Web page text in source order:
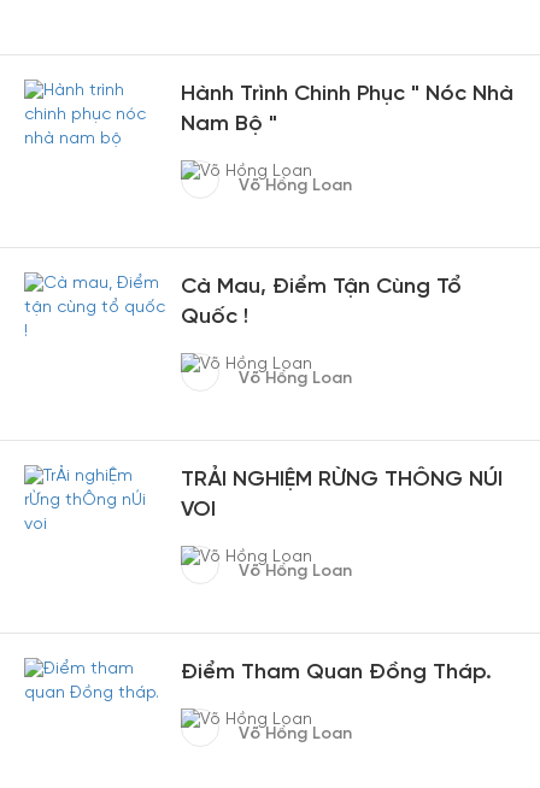
Hành Trình Chinh Phục " Nóc Nhà
Nam Bộ "
Võ Hồng Loan
Cà Mau, Điểm Tận Cùng Tổ
Quốc !
Võ Hồng Loan
TRẢI NGHIỆM RỪNG THÔNG NÚI
VOI
Võ Hồng Loan
Điểm Tham Quan Đồng Tháp.
Võ Hồng Loan